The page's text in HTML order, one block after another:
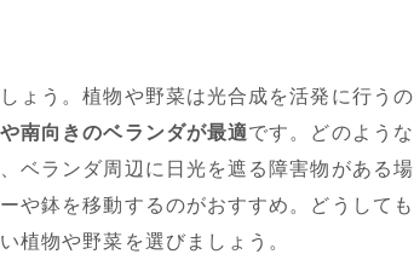
ょう。植物や野菜は光合成を活発に行うの
南向きのベランダが最適です。どのような
ベランダ周辺に日光を遮る障害物がある場
や鉢を移動するのがおすすめ。どうしても
植物や野菜を選びましょう。